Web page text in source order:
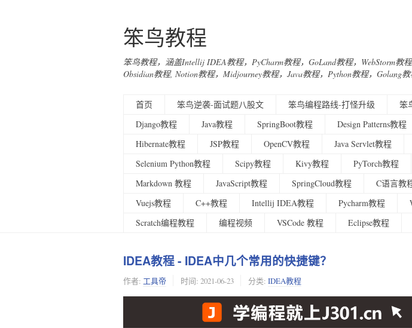
笨鸟教程
笨鸟教程，涵盖Intellij IDEA教程，PyCharm教程，GoLand教程，WebStorm教
Obsidian教程, Notion教程，Midjourney教程，Java教程，Python教程，Golang
首页 笨鸟逆袭-面试题八股文 笨鸟编程路线-打怪升级 笨
Django教程
Java教程 SpringBoot教程 Design Patterns教程
Hibernate教程
JSP教程 OpenCV教程 Java Servlet教程
Selenium Python教程
Scipy教程 Kivy教程 PyTorch教程
Markdown 教程
JavaScript教程 SpringCloud教程 C语言教
Vuejs教程
C++教程 Intellij IDEA教程 Pycharm教程
Scratch编程教程
编程视频 VSCode 教程 Eclipse教程
IDEA教程 - IDEA中几个常用的快捷键？
作者: 工具帝 时间: 2021-06-23 分类: IDEA教程